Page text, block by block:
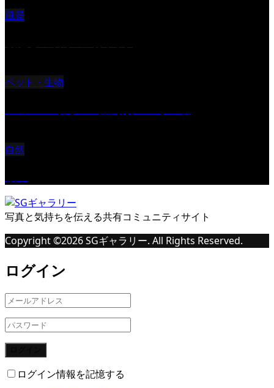
風景
ペット・生物
自然
写真と気持ちを伝える共有コミュニティサイト
Copyright ©2026SGギャラリー. All Rights Reserved.
ログイン
ログイン情報を記憶する